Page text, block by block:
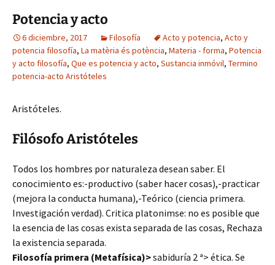
Potencia y acto
6 diciembre, 2017 Filosofía Acto y potencia, Acto y
potencia filosofía, La matèria és potència, Materia - forma, Potencia
y acto filosofía, Que es potencia y acto, Sustancia inmóvil, Termino
potencia-acto Aristóteles
Aristóteles.
Filósofo Aristóteles
Todos los hombres por naturaleza desean saber. El
conocimiento es:-productivo (saber hacer cosas),-practicar
(mejora la conducta humana),-Teórico (ciencia primera.
Investigación verdad). Critica platonimse: no es posible que
la esencia de las cosas exista separada de las cosas, Rechaza
la existencia separada.
Filosofía primera (Metafísica)>sabiduría 2 ª> ética. Se